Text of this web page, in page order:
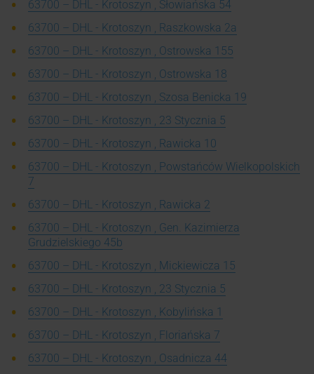
63700 – DHL - Krotoszyn , Słowiańska 54
63700 – DHL - Krotoszyn , Raszkowska 2a
63700 – DHL - Krotoszyn , Ostrowska 155
63700 – DHL - Krotoszyn , Ostrowska 18
63700 – DHL - Krotoszyn , Szosa Benicka 19
63700 – DHL - Krotoszyn , 23 Stycznia 5
63700 – DHL - Krotoszyn , Rawicka 10
63700 – DHL - Krotoszyn , Powstańców Wielkopolskich
7
63700 – DHL - Krotoszyn , Rawicka 2
63700 – DHL - Krotoszyn , Gen. Kazimierza
Grudzielskiego 45b
63700 – DHL - Krotoszyn , Mickiewicza 15
63700 – DHL - Krotoszyn , 23 Stycznia 5
63700 – DHL - Krotoszyn , Kobylińska 1
63700 – DHL - Krotoszyn , Floriańska 7
63700 – DHL - Krotoszyn , Osadnicza 44